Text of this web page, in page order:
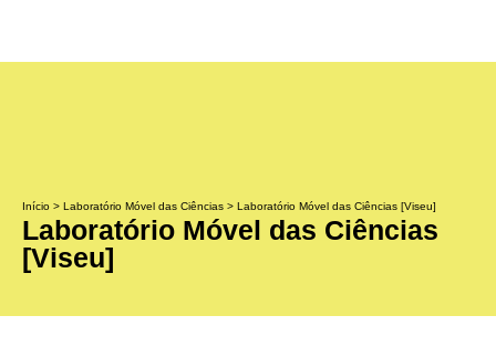
Início > Laboratório Móvel das Ciências > Laboratório Móvel das Ciências [Viseu]
Laboratório Móvel das Ciências
[Viseu]